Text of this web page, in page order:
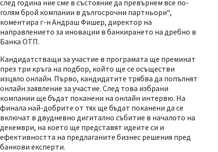
след година ние сме в състояние да превърнем все по-
голям брой компании в дългосрочни партньори“,
коментира г-н Андраш Фишер, директор на
направлението за иновации в банкирането на дребно в
Банка ОТП.
Кандидатстващи за участие в програмата ще преминат
през три кръга на подбор, който ще се осъществи
изцяло онлайн. Първо, кандидатите трябва да попълнят
онлайн заявление за участие. След това избрани
компании ще бъдат поканени на онлайн интервю. На
финала най-добрите от тях ще бъдат поканени да се
включат в двудневно дигитално събитие в началото на
декември, на което ще представят идеите си и
ефективността на предлаганите бизнес решения пред
банкови експерти.